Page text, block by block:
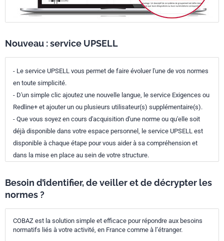
Nouveau : service UPSELL
- Le service UPSELL vous permet de faire évoluer l'une de vos normes
en toute simplicité.
- D'un simple clic ajoutez une nouvelle langue, le service Exigences ou
Redline+ et ajouter un ou plusieurs utilisateur(s) supplémentaire(s).
- Que vous soyez en cours d'acquisition d'une norme ou qu'elle soit
déjà disponible dans votre espace personnel, le service UPSELL est
disponible à chaque étape pour vous aider à sa compréhension et
dans la mise en place au sein de votre structure.
Besoin d’identifier, de veiller et de décrypter les
normes ?
COBAZ est la solution simple et efficace pour répondre aux besoins
normatifs liés à votre activité, en France comme à l’étranger.